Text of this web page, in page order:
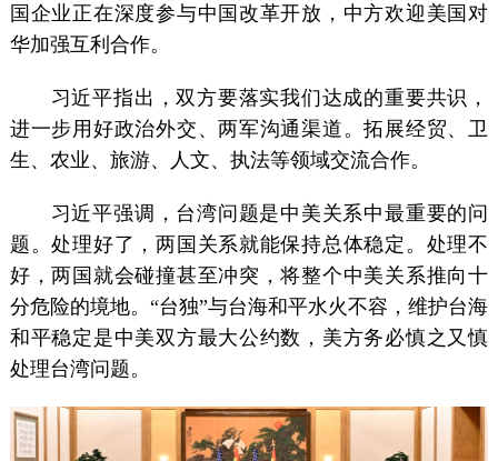
国企业正在深度参与中国改革开放，中方欢迎美国对
华加强互利合作。
习近平指出，双方要落实我们达成的重要共识，
进一步用好政治外交、两军沟通渠道。拓展经贸、卫
生、农业、旅游、人文、执法等领域交流合作。
习近平强调，台湾问题是中美关系中最重要的问
题。处理好了，两国关系就能保持总体稳定。处理不
好，两国就会碰撞甚至冲突，将整个中美关系推向十
分危险的境地。“台独”与台海和平水火不容，维护台海
和平稳定是中美双方最大公约数，美方务必慎之又慎
处理台湾问题。